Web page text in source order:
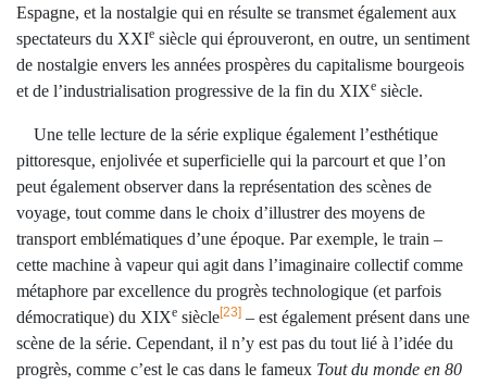
Espagne, et la nostalgie qui en résulte se transmet également aux
spectateurs du XXIe siècle qui éprouveront, en outre, un sentiment
de nostalgie envers les années prospères du capitalisme bourgeois
et de l’industrialisation progressive de la fin du XIXe siècle.
Une telle lecture de la série explique également l’esthétique
pittoresque, enjolivée et superficielle qui la parcourt et que l’on
peut également observer dans la représentation des scènes de
voyage, tout comme dans le choix d’illustrer des moyens de
transport emblématiques d’une époque. Par exemple, le train –
cette machine à vapeur qui agit dans l’imaginaire collectif comme
métaphore par excellence du progrès technologique (et parfois
démocratique) du XIXe siècle[23] – est également présent dans une
scène de la série. Cependant, il n’y est pas du tout lié à l’idée du
progrès, comme c’est le cas dans le fameux Tout du monde en 80